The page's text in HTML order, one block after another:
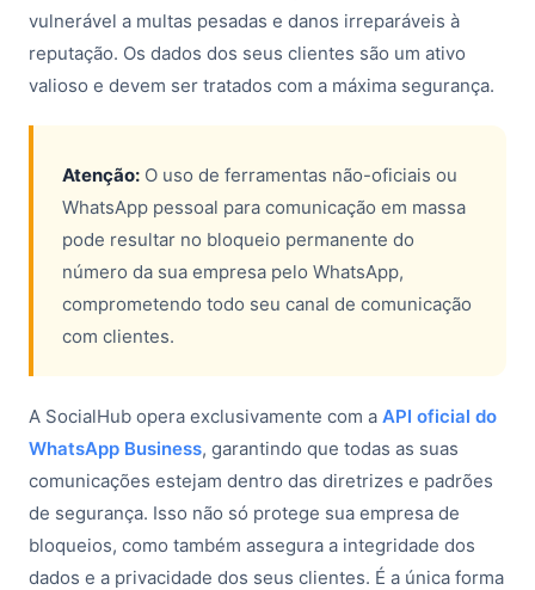
vulnerável a multas pesadas e danos irreparáveis à
reputação. Os dados dos seus clientes são um ativo
valioso e devem ser tratados com a máxima segurança.
Atenção: O uso de ferramentas não-oficiais ou
WhatsApp pessoal para comunicação em massa
pode resultar no bloqueio permanente do
número da sua empresa pelo WhatsApp,
comprometendo todo seu canal de comunicação
com clientes.
A SocialHub opera exclusivamente com a API oficial do
WhatsApp Business, garantindo que todas as suas
comunicações estejam dentro das diretrizes e padrões
de segurança. Isso não só protege sua empresa de
bloqueios, como também assegura a integridade dos
dados e a privacidade dos seus clientes. É a única forma